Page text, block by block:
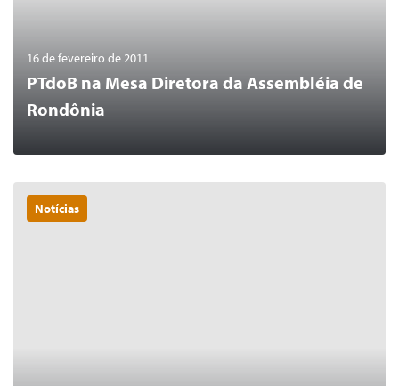
16 de fevereiro de 2011
PTdoB na Mesa Diretora da Assembléia de
Rondônia
Notícias